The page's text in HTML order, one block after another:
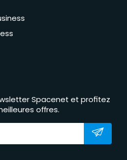
Spacenet et profitez
offres.